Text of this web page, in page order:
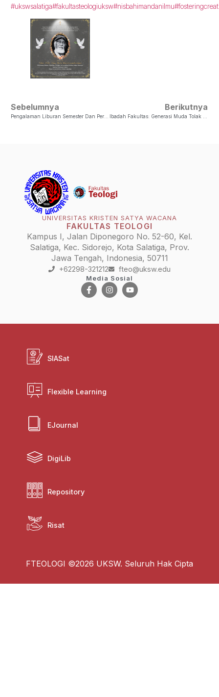
#ukswsalatiga#fakultasteologiuksw#nisbahimandanilmu
Sebelumnya Berikutnya
UNIVERSITAS KRISTEN SATYA WACANA
FAKULTAS TEOLOGI
Kampus I, Jalan Diponegoro No. 52-60, Kel.
Salatiga, Kec. Sidorejo, Kota Salatiga, Prov.
Jawa Tengah, Indonesia, 50711
+62298-321212 fteo@uksw.edu
Media Sosial
SIASat
Flexible Learning
EJournal
DigiLib
Repository
Risat
FTEOLOGI ©2026 UKSW. Seluruh Hak Cipta